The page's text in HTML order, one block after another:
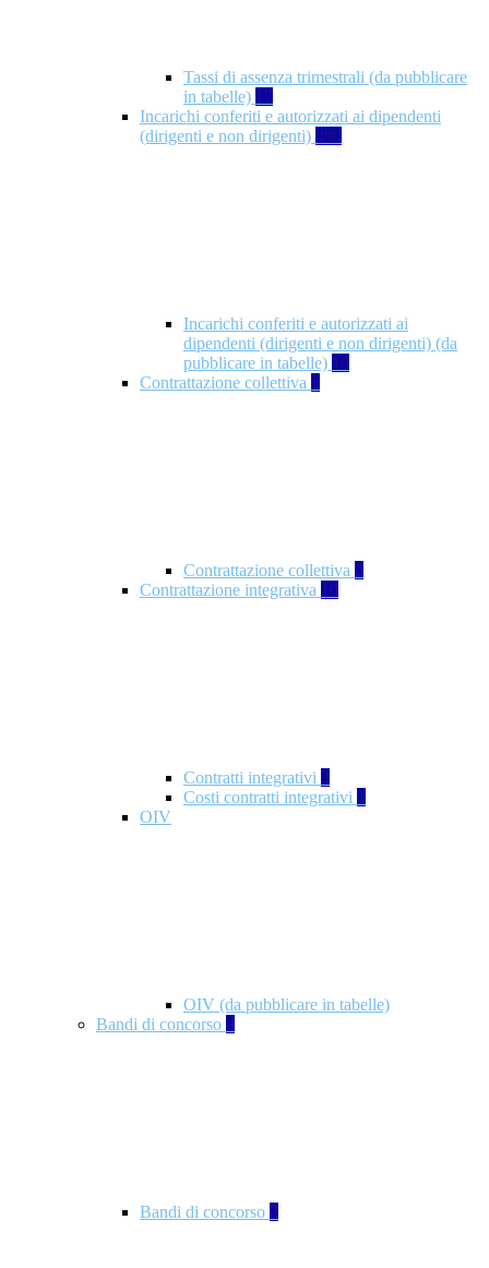
Tassi di assenza trimestrali (da pubblicare
in tabelle) 12
Incarichi conferiti e autorizzati ai dipendenti
(dirigenti e non dirigenti) 490
Incarichi conferiti e autorizzati ai
dipendenti (dirigenti e non dirigenti) (da
pubblicare in tabelle) 18
Contrattazione collettiva 2
Contrattazione collettiva 2
Contrattazione integrativa 10
Contratti integrativi 3
Costi contratti integrativi 1
OIV
OIV (da pubblicare in tabelle)
Bandi di concorso 2
Bandi di concorso 2